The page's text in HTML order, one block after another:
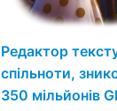
Редактор
спільноти,
350 мільйонів